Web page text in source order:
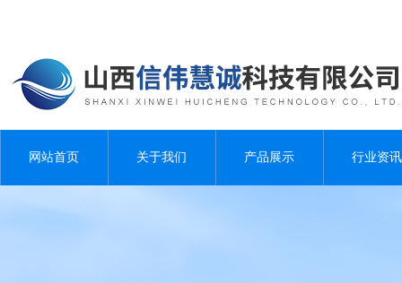
网站首页 关于我们 产品展示 行业资讯